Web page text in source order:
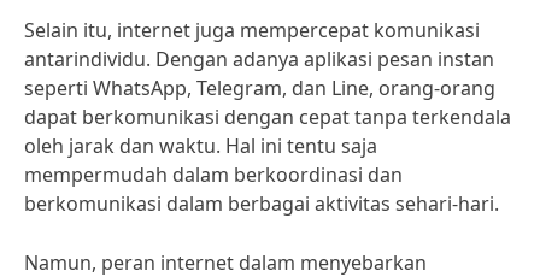
Selain itu, internet juga mempercepat komunikasi
antarindividu. Dengan adanya aplikasi pesan instan
seperti WhatsApp, Telegram, dan Line, orang-orang
dapat berkomunikasi dengan cepat tanpa terkendala
oleh jarak dan waktu. Hal ini tentu saja
mempermudah dalam berkoordinasi dan
berkomunikasi dalam berbagai aktivitas sehari-hari.
Namun, peran internet dalam menyebarkan